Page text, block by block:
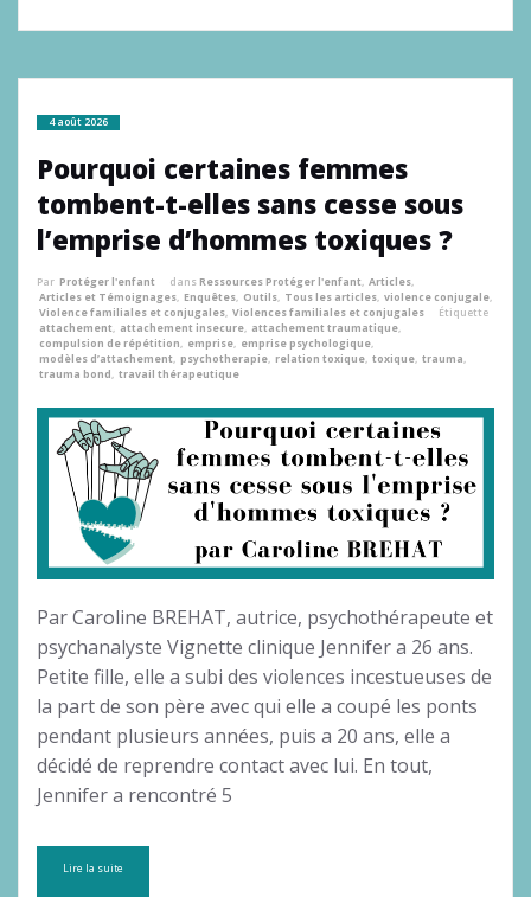
4 août 2026
Pourquoi certaines femmes
tombent-t-elles sans cesse sous
l’emprise d’hommes toxiques ?
Par Protéger l'enfant dansRessources Protéger l'enfant, Articles,
Articles et Témoignages, Enquêtes, Outils, Tous les articles, violence conjugale,
Violence familiales et conjugales, Violences familiales et conjugales
Étiquette
attachement, attachement insecure, attachement traumatique,
compulsion de répétition, emprise, emprise psychologique,
modèles d’attachement, psychotherapie, relation toxique, toxique, trauma,
trauma bond, travail thérapeutique
Par Caroline BREHAT, autrice, psychothérapeute et
psychanalyste Vignette clinique Jennifer a 26 ans.
Petite fille, elle a subi des violences incestueuses de
la part de son père avec qui elle a coupé les ponts
pendant plusieurs années, puis a 20 ans, elle a
décidé de reprendre contact avec lui. En tout,
Jennifer a rencontré 5
Lire la suite